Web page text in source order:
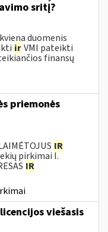
sritį?
duomenis
irVMI pateikti
finansų
priemonės
IR
pirkimai I.
IR
viešasis